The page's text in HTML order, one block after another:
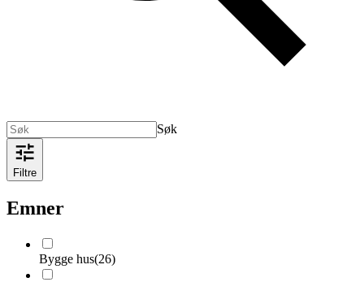
Søk
Filtre
Emner
Bygge hus(26)